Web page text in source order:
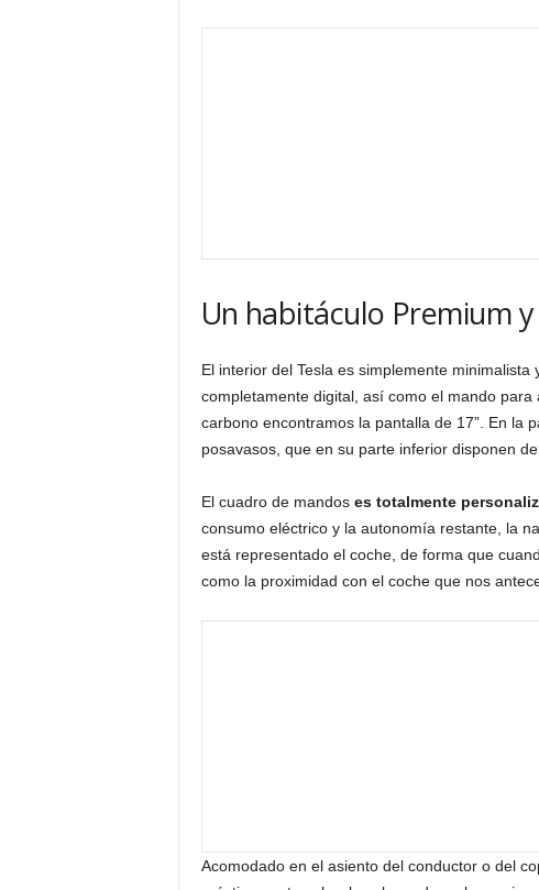
Un habitáculo Premium
El interior del Tesla es simplemente
completamente digital, así como el mando
carbono encontramos la pantalla de 17”. En la
posavasos, que en su parte inferior disponen
El cuadro de mandos es totalmente
consumo eléctrico y la autonomía restante, la
está representado el coche, de forma que
como la proximidad con el coche que nos
Acomodado en el asiento del conductor o del